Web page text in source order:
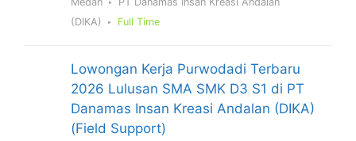
(DIKA)
Full Time
Lowongan Kerja Purwodadi Terbaru
2026 Lulusan SMA SMK D3 S1 di PT
Danamas Insan Kreasi Andalan (DIKA)
(Field Support)